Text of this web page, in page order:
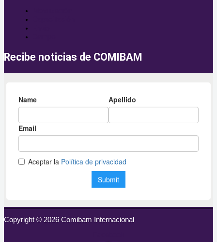
Recibe noticias de COMIBAM
Copyright © 2026 Comibam Internacional